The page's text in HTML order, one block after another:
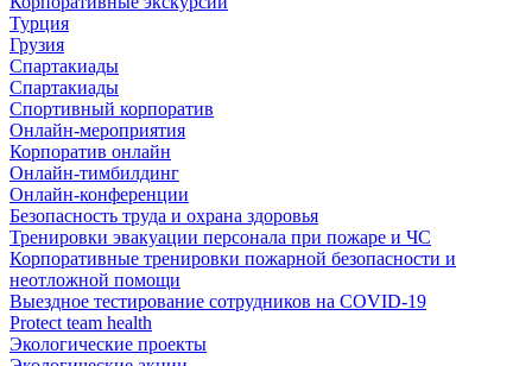
Турция
Грузия
Спартакиады
Спартакиады
Спортивный корпоратив
Онлайн-мероприятия
Корпоратив онлайн
Онлайн-тимбилдинг
Онлайн-конференции
Безопасность труда и охрана здоровья
Тренировки эвакуации персонала при пожаре и ЧС
Корпоративные тренировки пожарной безопасности и
неотложной помощи
Выездное тестирование сотрудников на COVID-19
Protect team health
Экологические проекты